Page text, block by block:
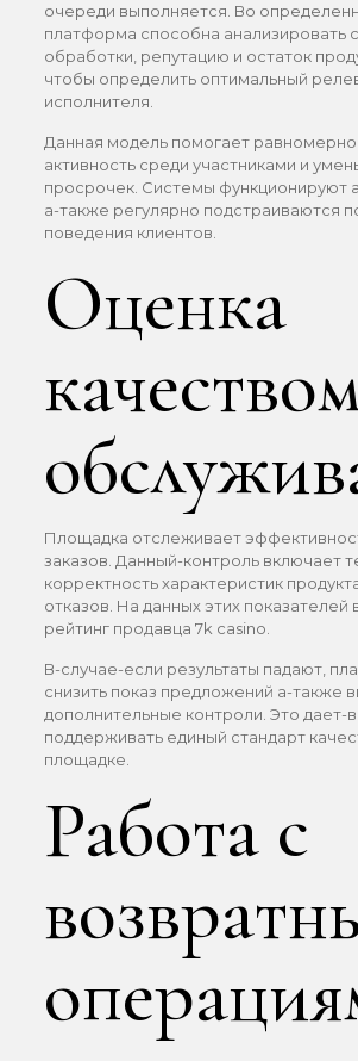
очереди выполняется. Во
платформа способна анализировать
обработки, репутацию и остаток
чтобы определить оптимальный
исполнителя.
Данная модель помогает
активность среди участниками и
просрочек. Системы функционируют
а-также регулярно подстраиваются
поведения клиентов.
Оценка
Площадка отслеживает
заказов. Данный-контроль включает
корректность характеристик
отказов. На данных этих показателей
рейтинг продавца 7k casino.
В-случае-если результаты падают,
снизить показ предложений а-также
дополнительные контроли. Это дает-
поддерживать единый стандарт
площадке.
Работа с